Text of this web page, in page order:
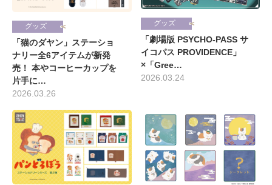
グッズ
「猫のダヤン」ステーショ
ナリー全6アイテムが新発
売！ 本やコーヒーカップを
片手に…
2026.03.26
グッズ
「劇場版 PSYCHO-PASS サ
イコパス PROVIDENCE」
×「Gree…
2026.03.24